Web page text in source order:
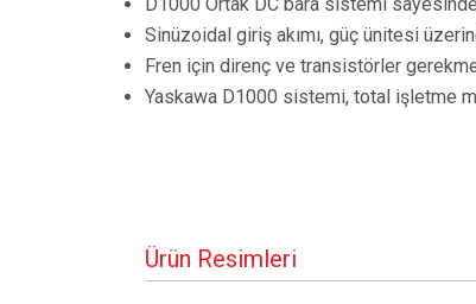
Sinüzoidal giriş akımı, güç ünitesi
Fren için direnç ve transistörler
Yaskawa D1000 sistemi, total işletme
Ürün Resimleri